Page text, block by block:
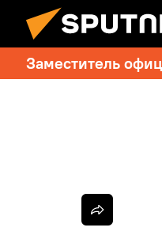
Заместитель